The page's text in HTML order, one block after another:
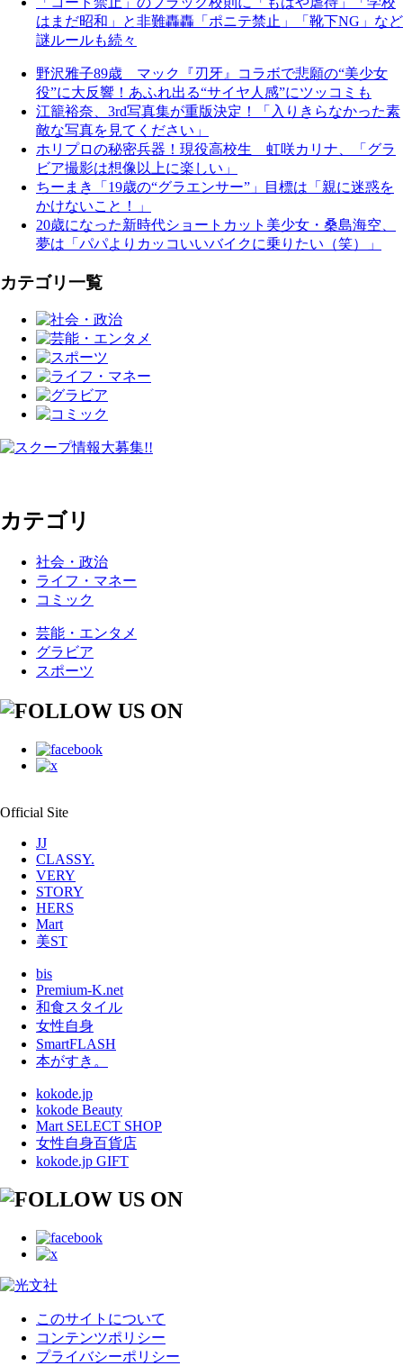
はまだ昭和」と非難轟轟「ポニテ禁止」「靴下NG」など
謎ルールも続々
野沢雅子89歳 マック『刃牙』コラボで悲願の“美少女
役”に大反響！あふれ出る“サイヤ人感”にツッコミも
江籠裕奈、3rd写真集が重版決定！「入りきらなかった素
敵な写真を見てください」
ホリプロの秘密兵器！現役高校生 虹咲カリナ、「グラ
ビア撮影は想像以上に楽しい」
ちーまき「19歳の“グラエンサー”」目標は「親に迷惑を
かけないこと！」
20歳になった新時代ショートカット美少女・桑島海空、
夢は「パパよりカッコいいバイクに乗りたい（笑）」
カテゴリ一覧
カテゴリ
社会・政治
ライフ・マネー
コミック
芸能・エンタメ
グラビア
スポーツ
Official Site
JJ
CLASSY.
VERY
STORY
HERS
Mart
美ST
bis
Premium-K.net
和食スタイル
女性自身
SmartFLASH
本がすき。
kokode.jp
kokode Beauty
Mart SELECT SHOP
女性自身百貨店
kokode.jp GIFT
このサイトについて
コンテンツポリシー
プライバシーポリシー